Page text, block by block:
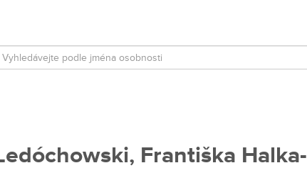
Františka Halka-